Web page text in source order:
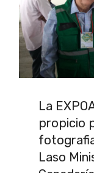
La
propicio
Laso